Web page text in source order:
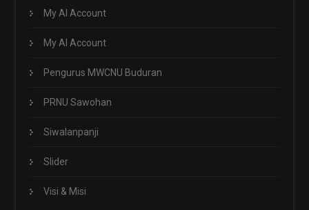
My AI Account
My AI Account
Pengurus MWCNU Buduran
PRNU Sawohan
Siwalanpanji
Slider
Visi & Misi